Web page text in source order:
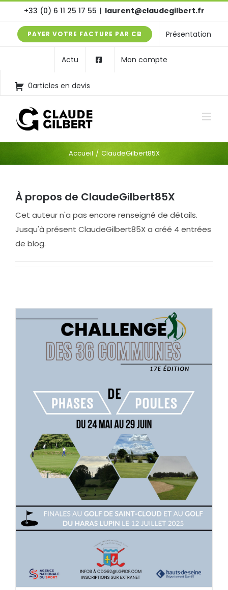
contenu
+33 (0) 6 11 25 17 55 | laurent@claudegilbert.fr
PAYER VOTRE FACTURE PAR CB Présentation
Actu
0articles en devis
Mon compte
Accueil ClaudeGilbert85X
À propos de ClaudeGilbert85X
Cet auteur n'a pas encore renseigné de détails.
Jusqu'à présent ClaudeGilbert85X a créé 4 entrées
de blog.